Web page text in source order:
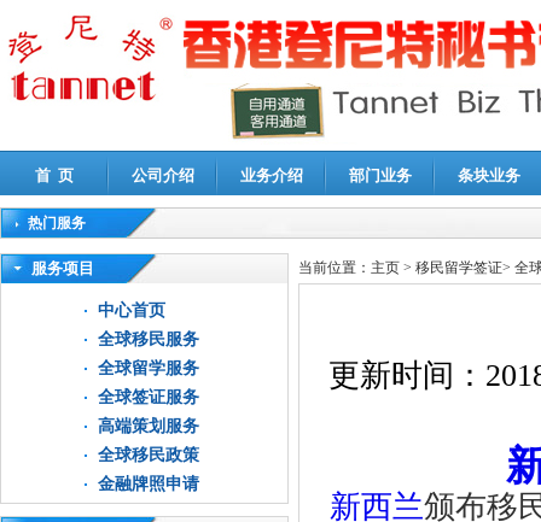
首 页 公司介绍 业务介绍 部门业务 条块业务
热门服务
高新技术企业认定审计|企业所得税汇算清缴申报鉴证
服务项目
中心首页
全球移民服务
全球留学服务
全球签证服务
高端策划服务
全球移民政策
金融牌照申请
当前位置： 主页 > 移民留学签证> 全
更新时间：
新西兰颁布移